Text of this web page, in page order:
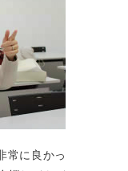
常に良かっ